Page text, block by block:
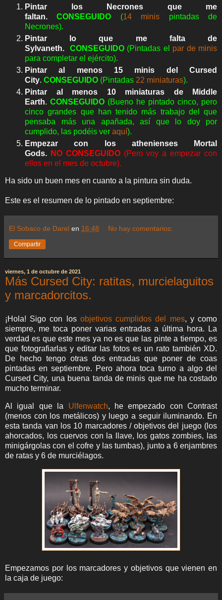
Pintar los Necrones que me
faltan.
CONSEGUIDO (14 minis pintadas de
Necrones).
Pintar lo que me falta de
Sylvaneth. CONSEGUIDO(Pintadas el par de minis
para completar el ejército).
Pintar al menos 15 minis del Cursed
City. CONSEGUIDO (Pintadas 22 miniaturas).
Pintar al menos 10 miniaturas de Middle
Earth. CONSEGUIDO (Bueno he pintado cinco, pero
cinco grandes que han tenido más trabajo del que
pensaba más una apañada, así que lo doy por
cumplido, las podéis ver aquí).
Empezar con los athenienses Mortal
Gods. NO CONSEGUIDO(Pero voy a empezar con
ellos en el mes de octubre).
Ha sido un buen mes en cuanto a la pintura sin duda.
Este es el resumen de lo pintado en septiembre:
El Sobaco de Darel en 16:48 No hay comentarios:
Compartir
viernes, 1 de octubre de 2021
Más Cursed City: ratitas, murcielaguitos
y marcadorcitos.
¡Hola! Sigo con los objetivos cumplidos del mes, y como
siempre, me toca poner varias entradas a última hora. La
verdad es que este mes ya no es que las pinte a tiempo, es
que fotografiarlas y editar las fotos es un rato también XD.
De hecho tengo otras dos entradas que poner de coas
pintadas en septiembre. Pero ahora toca turno a algo del
Cursed City, una buena tanda de minis que me ha costado
mucho terminar.
Al igual que la Ulfenwatch, he empezado con Contrast
(menos con los metálicos) y luego a seguir iluminando. En
esta tanda van los 10 marcadores / objetivos del juego (los
ahorcados, los cuervos con la llave, los gatos zombies, las
minigárgolas con el cofre y las tumbas), junto a 6 enjambres
de ratas y 6 de murciélagos.
Empezamos por los marcadores y objetivos que vienen en
la caja de juego: